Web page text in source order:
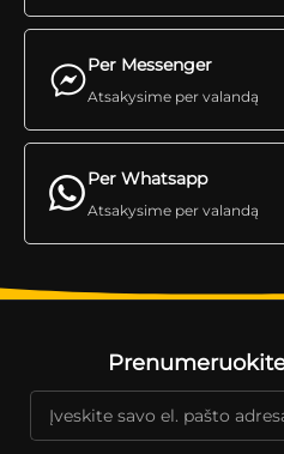
Per Messenger
Atsakysime per valandą
Per Whatsapp
Atsakysime per valandą